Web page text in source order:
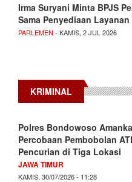
Irma Suryani Minta BPJS
Sama Penyediaan
PARLEMEN - KAMIS, 2 JUL 2026
KRIMINAL
Polres Bondowoso
Percobaan Pembobolan
Pencurian di Tiga Lokasi
JAWA TIMUR
KAMIS, 30/07/2026 - 11:28